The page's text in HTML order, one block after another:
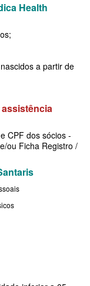
Health
a partir de
CPF dos sócios -
ou Ficha Registro /